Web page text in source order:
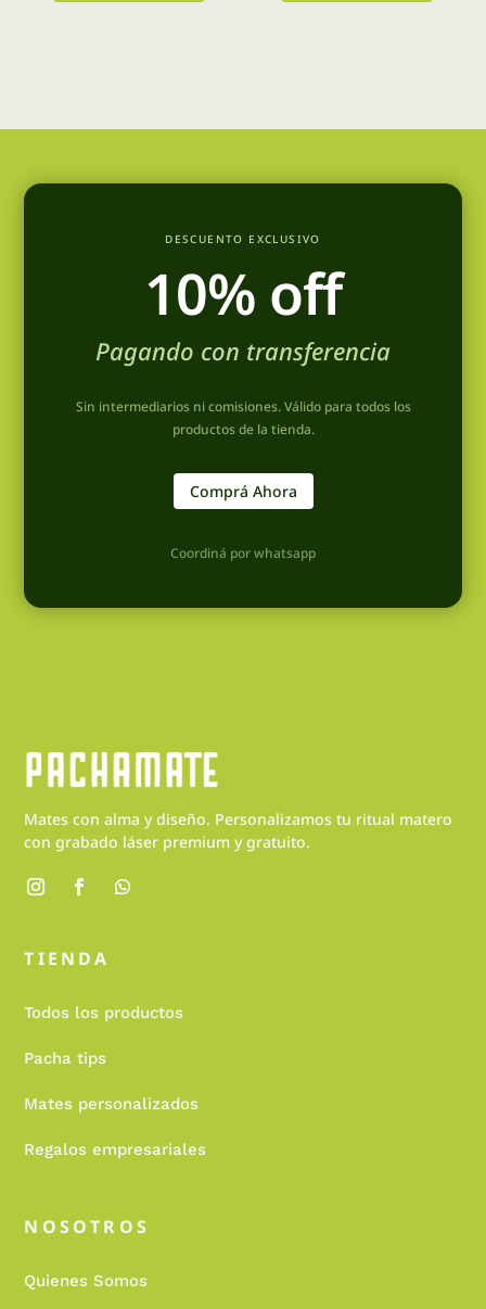
DESCUENTO EXCLUSIVO
10% off
Pagando con transferencia
Sin intermediarios ni comisiones. Válido para todos los
productos de la tienda.
Comprá Ahora
Coordiná por whatsapp
Mates con alma y diseño. Personalizamos tu ritual matero
con grabado láser premium y gratuito.
TIENDA
Todos los productos
Pacha tips
Mates personalizados
Regalos empresariales
NOSOTROS
Quienes Somos